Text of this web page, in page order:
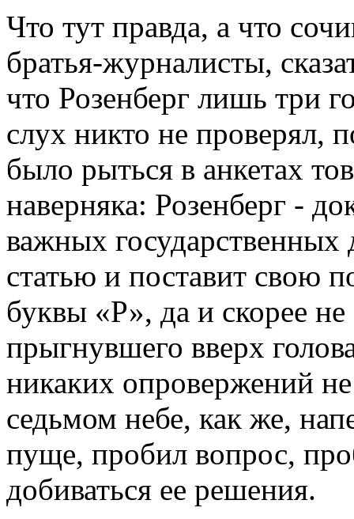
Что тут правда, а что
братья-журналисты,
что Розенберг лишь три
слух никто не проверял,
было рыться в анкетах
наверняка: Розенберг -
важных государственных
статью и поставит свою
буквы «Р», да и скорее
прыгнувшего вверх
никаких опровержений
седьмом небе, как же,
пуще, пробил вопрос,
добиваться ее решения.